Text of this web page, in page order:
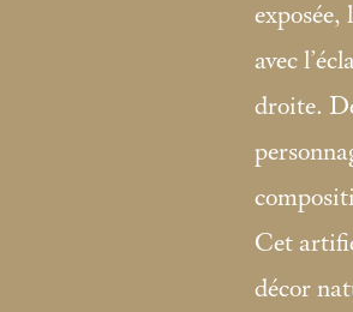
exposée,
avec
droite.
Cet
décor